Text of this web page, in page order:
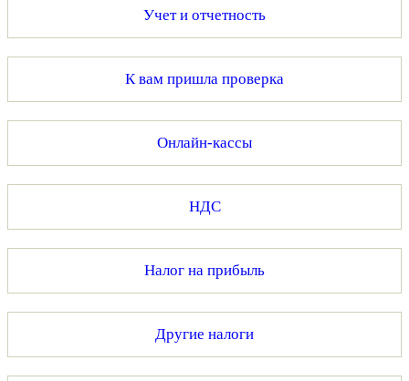
Учет и отчетность
К вам пришла проверка
Онлайн-кассы
НДС
Налог на прибыль
Другие налоги